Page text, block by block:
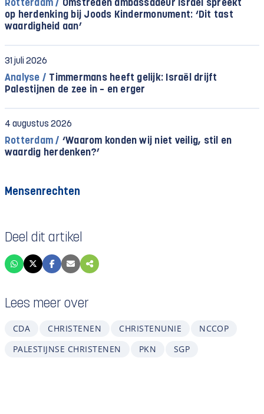
Rotterdam / Omstreden ambassadeur Israël spreekt
op herdenking bij Joods Kindermonument: ‘Dit tast
waardigheid aan’
31 juli 2026
Analyse / Timmermans heeft gelijk: Israël drijft
Palestijnen de zee in – en erger
4 augustus 2026
Rotterdam / ‘Waarom konden wij niet veilig, stil en
waardig herdenken?’
Mensenrechten
Deel dit artikel
Lees meer over
CDA CHRISTENEN CHRISTENUNIE
NCCOP
PALESTIJNSE CHRISTENEN
PKN SGP